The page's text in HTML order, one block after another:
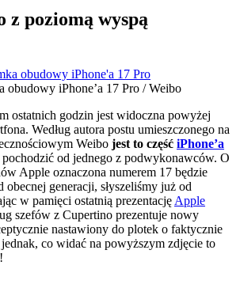
z poziomą wyspą
obudowy iPhone’a 17 Pro / Weibo
ostatnich godzin jest widoczna powyżej
Według autora postu umieszczonego na
Weibo jest to część iPhone’a
pochodzić od jednego z podwykonawców. O
Apple oznaczona numerem 17 będzie
obecnej generacji, słyszeliśmy już od
w pamięci ostatnią prezentację Apple
szefów z Cupertino prezentuje nowy
nastawiony do plotek o faktycznie
co widać na powyższym zdjęcie to